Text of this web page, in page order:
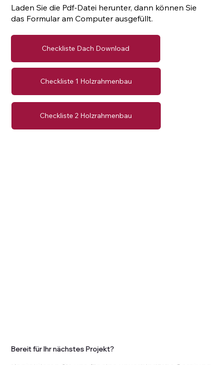
Laden Sie die Pdf-Datei herunter, dann können Sie
das Formular am Computer ausgefüllt.
Checkliste Dach Download
Checkliste 1 Holzrahmenbau
Checkliste 2 Holzrahmenbau
Bereit für Ihr nächstes Projekt?